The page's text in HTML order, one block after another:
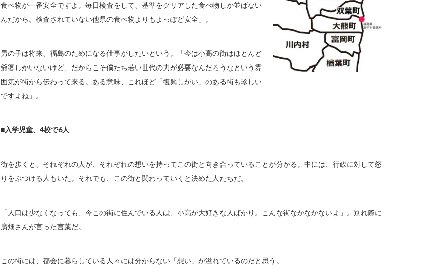
食べ物が一番安全ですよ。毎日検査をして、基準をクリアした食べ物しか並ばない
んだから。検査されていない他県の食べ物よりもよっぽど安全」。
男の子は将来、福島のためになる仕事がしたいという。「今は小高の街はほとんど
爺婆しかいないけど、だからこそ僕たち若い世代の力が必要なんだろうなという雰
囲気が街から伝わって来る。ある意味、これほど「復興しがい」のある街も珍しい
ですよね」。
■入学児童、4校で6人
街を歩くと、それぞれの人が、それぞれの想いを持ってこの街と向き合っていることが分かる。中には、行政に対して怒
りをぶつける人もいた。それでも、この街と関わっていくと決めた人たちだ。
「人口は少なくなっても、今この街に住んでいる人は、小高が大好きな人ばかり。こんな街なかなかないよ」。別れ際に
廣畑さんが言った言葉だ。
この街には、都会に暮らしている人々には分からない「想い」が溢れているのだと思う。